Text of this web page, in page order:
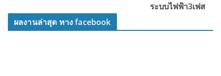
ระบบไฟฟ้า3เฟส
ผลงานล่าสุด ทาง facebook